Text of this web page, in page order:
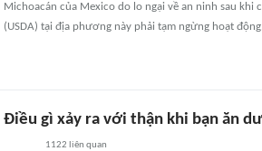
Michoacán của Mexico do lo ngại về an ninh sau khi
(USDA) tại địa phương này phải tạm ngừng hoạt
Điều gì xảy ra với thận khi bạn ăn
1122 liên quan